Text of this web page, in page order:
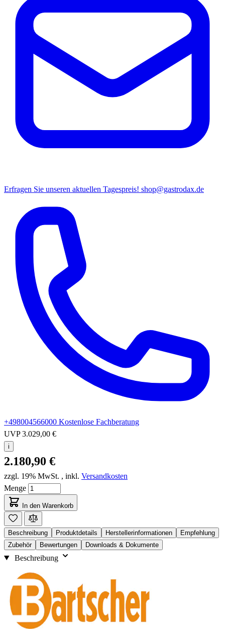
Erfragen Sie unseren aktuellen Tagespreis! shop@gastrodax.de
+498004566000 Kostenlose Fachberatung
UVP3.029,00 €
i
2.180,90 €
zzgl. 19% MwSt. , inkl. Versandkosten
Menge
In den Warenkorb
Beschreibung Produktdetails Herstellerinformationen
Empfehlung
Zubehör
Bewertungen Downloads & Dokumente
Beschreibung